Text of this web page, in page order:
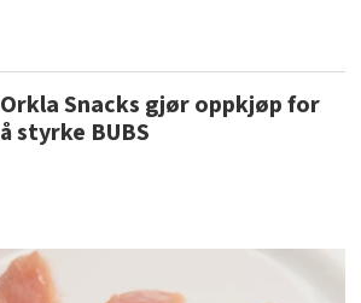
Orkla Snacks gjør oppkjøp for
å styrke BUBS